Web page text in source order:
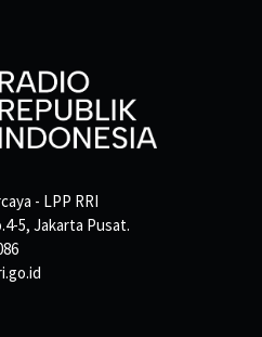
- LPP RRI
5, Jakarta Pusat.